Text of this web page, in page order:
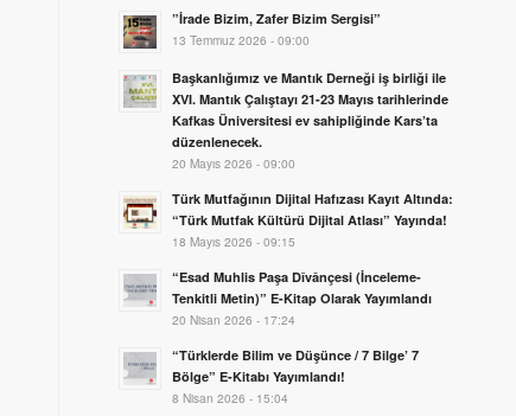
”İrade Bizim, Zafer Bizim Sergisi”
13 Temmuz 2026 - 09:00
Başkanlığımız ve Mantık Derneği iş birliği ile
XVI. Mantık Çalıştayı 21-23 Mayıs tarihlerinde
Kafkas Üniversitesi ev sahipliğinde Kars’ta
düzenlenecek.
20 Mayıs 2026 - 09:00
Türk Mutfağının Dijital Hafızası Kayıt Altında:
“Türk Mutfak Kültürü Dijital Atlası” Yayında!
18 Mayıs 2026 - 09:15
“Esad Muhlis Paşa Dîvânçesi (İnceleme-
Tenkitli Metin)” E-Kitap Olarak Yayımlandı
20 Nisan 2026 - 17:24
“Türklerde Bilim ve Düşünce / 7 Bilge’ 7
Bölge” E-Kitabı Yayımlandı!
8 Nisan 2026 - 15:04